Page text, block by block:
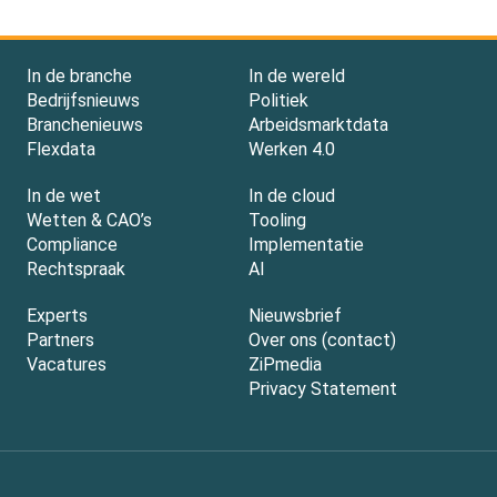
In de branche
Bedrijfsnieuws
Branchenieuws
Flexdata
In de wereld
Politiek
Arbeidsmarktdata
Werken 4.0
In de wet
Wetten & CAO’s
Compliance
Rechtspraak
In de cloud
Tooling
Implementatie
AI
Experts
Partners
Vacatures
Nieuwsbrief
Over ons (contact)
ZiPmedia
Privacy Statement